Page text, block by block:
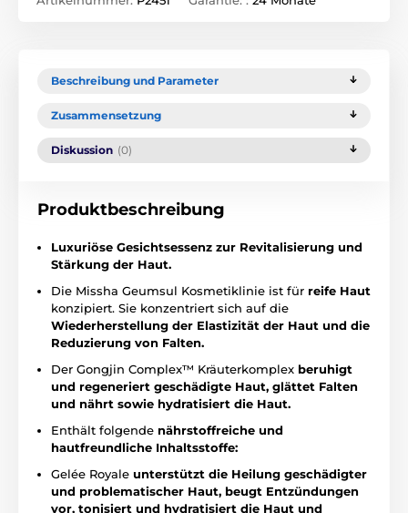
Beschreibung und Parameter
Zusammensetzung
Diskussion (0)
Produktbeschreibung
Luxuriöse Gesichtsessenz zur Revitalisierung und
Stärkung der Haut.
Die Missha Geumsul Kosmetiklinie ist für reife Haut
konzipiert. Sie konzentriert sich auf die
Wiederherstellung der Elastizität der Haut und die
Reduzierung von Falten.
Der Gongjin Complex™ Kräuterkomplex beruhigt
und regeneriert geschädigte Haut, glättet Falten
und nährt sowie hydratisiert die Haut.
Enthält folgende nährstoffreiche und
hautfreundliche Inhaltsstoffe:
Gelée Royale unterstützt die Heilung geschädigter
und problematischer Haut, beugt Entzündungen
vor, tonisiert und hydratisiert die Haut und